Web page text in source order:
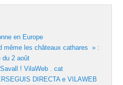
en Europe
même les châteaux cathares » :
du 2 août
! VilaWeb . cat
DIRECTA e VILAWEB